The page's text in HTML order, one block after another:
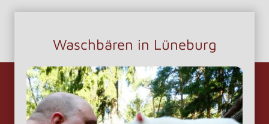
Waschbären in Lüneburg